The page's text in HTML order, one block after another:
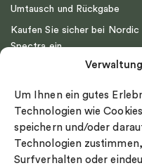
Um Ihnen ein gutes
Technologien wie
speichern und/oder
Technologien
Surfverhalten oder
Umtausch und Rückgabe
Kaufen Sie sicher bei Nordic
Spectra ein
Impressum
Ringgröße
Widerrufsrecht
Cookie-policy